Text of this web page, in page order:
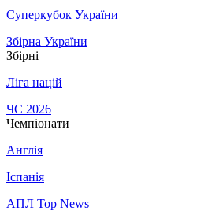
Суперкубок України
Збірна України
Збірні
Ліга націй
ЧС 2026
Чемпіонати
Англія
Іспанія
АПЛ Top News